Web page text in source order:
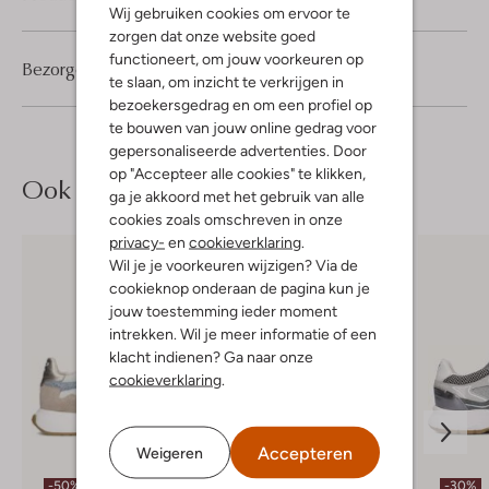
Wij gebruiken cookies om ervoor te
zorgen dat onze website goed
functioneert, om jouw voorkeuren op
te slaan, om inzicht te verkrijgen in
bezoekersgedrag en om een profiel op
te bouwen van jouw online gedrag voor
gepersonaliseerde advertenties. Door
op "Accepteer alle cookies" te klikken,
ga je akkoord met het gebruik van alle
cookies zoals omschreven in onze
privacy- en cookieverklaring.
Wil je je voorkeuren wijzigen? Via de
cookieknop onderaan de pagina kun je
jouw toestemming ieder moment
intrekken. Wil je meer informatie of een
klacht indienen? Ga naar onze
cookieverklaring.
Weigeren Accepteren
Bezorgen & retourneren
Ook iets voor jou?